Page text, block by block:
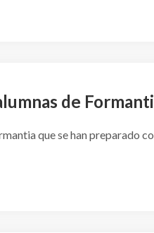
de
que se han preparado